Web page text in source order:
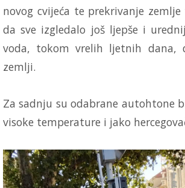
novog cvijeća te prekrivanje
da sve izgledalo još ljepše i
voda, tokom vrelih ljetnih dana,
zemlji.
Za sadnju su odabrane autohtone
visoke temperature i jako